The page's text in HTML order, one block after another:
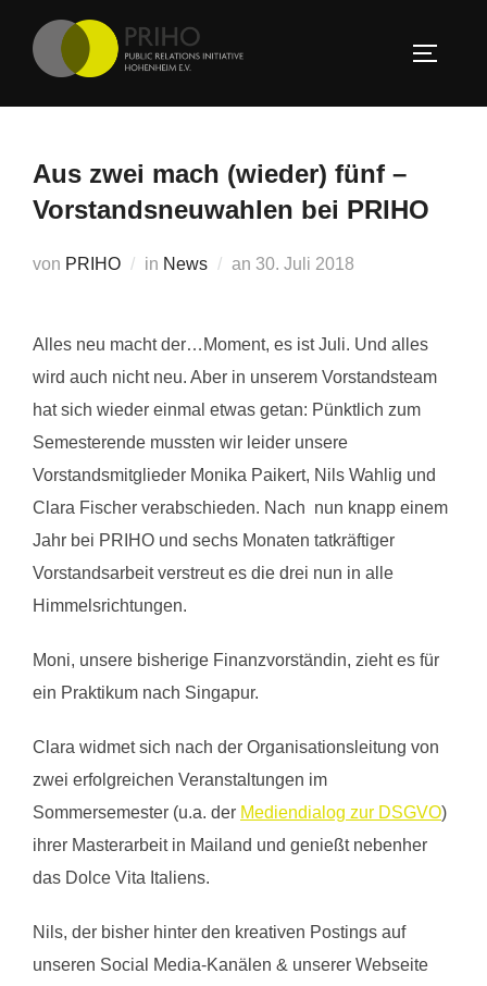
Inhalt
springen
Aus zwei mach (wieder) fünf –
Vorstandsneuwahlen bei PRIHO
von PRIHO in News an Veröffentlicht
30. Juli 2018
Alles neu macht der…Moment, es ist Juli. Und alles
wird auch nicht neu. Aber in unserem Vorstandsteam
hat sich wieder einmal etwas getan: Pünktlich zum
Semesterende mussten wir leider unsere
Vorstandsmitglieder Monika Paikert, Nils Wahlig und
Clara Fischer verabschieden. Nach nun knapp einem
Jahr bei PRIHO und sechs Monaten tatkräftiger
Vorstandsarbeit verstreut es die drei nun in alle
Himmelsrichtungen.
Moni, unsere bisherige Finanzvorständin, zieht es für
ein Praktikum nach Singapur.
Clara widmet sich nach der Organisationsleitung von
zwei erfolgreichen Veranstaltungen im
Sommersemester (u.a. der Mediendialog zur DSGVO)
ihrer Masterarbeit in Mailand und genießt nebenher
das Dolce Vita Italiens.
Nils, der bisher hinter den kreativen Postings auf
unseren Social Media-Kanälen & unserer Webseite